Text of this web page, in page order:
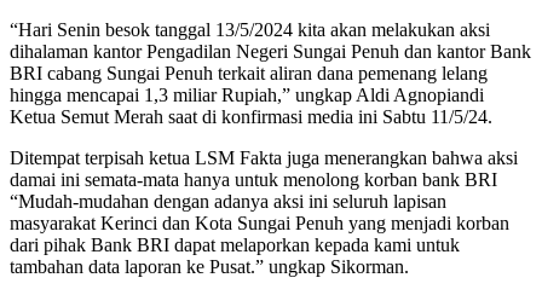
“Hari Senin besok tanggal 13/5/2024 kita akan melakukan aksi
dihalaman kantor Pengadilan Negeri Sungai Penuh dan kantor Bank
BRI cabang Sungai Penuh terkait aliran dana pemenang lelang
hingga mencapai 1,3 miliar Rupiah,” ungkap Aldi Agnopiandi
Ketua Semut Merah saat di konfirmasi media ini Sabtu 11/5/24.
Ditempat terpisah ketua LSM Fakta juga menerangkan bahwa aksi
damai ini semata-mata hanya untuk menolong korban bank BRI
“Mudah-mudahan dengan adanya aksi ini seluruh lapisan
masyarakat Kerinci dan Kota Sungai Penuh yang menjadi korban
dari pihak Bank BRI dapat melaporkan kepada kami untuk
tambahan data laporan ke Pusat.” ungkap Sikorman.